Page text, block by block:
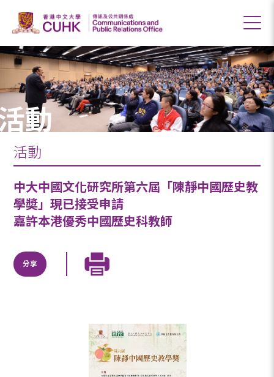
動
活動
中大中國文化研究所第六屆「陳靜中國歷史教
學奬」現已接受申請
嘉許本港優秀中國歷史科教師
分享